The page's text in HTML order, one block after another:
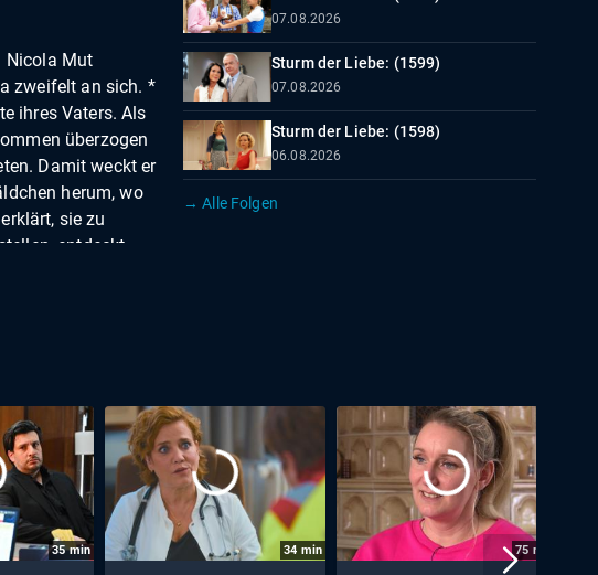
Nicola Mut
zweifelt an sich. *
ihres Vaters. Als
überzogen
Damit weckt er
herum, wo
sie zu
entdeckt
... André
sich und will
oft wie möglich
teilt sie ihm
eines
sie sich mit
verärgert. Als
Tanja, Nils
07.08.2026
Sturm der Liebe: (1599)
07.08.2026
Sturm der Liebe: (1598)
06.08.2026
→ Alle Folgen
35min 34 min 75 min